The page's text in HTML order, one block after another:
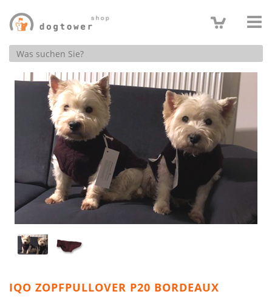
Produktsuche
IQO ZOPFPULLOVER P20 BORDEAUX